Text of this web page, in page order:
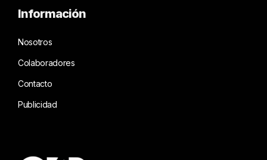
Información
Nosotros
Colaboradores
Contacto
Publicidad